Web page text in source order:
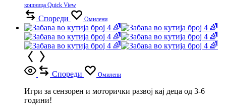
кошница Quick View
Спореди Омилени
Спореди Омилени
Игри за сензорен и моторички развој кај деца од 3-6
години!